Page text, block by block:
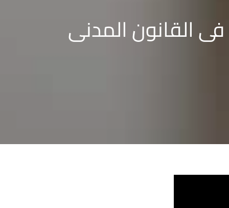
فى القانون المدنى